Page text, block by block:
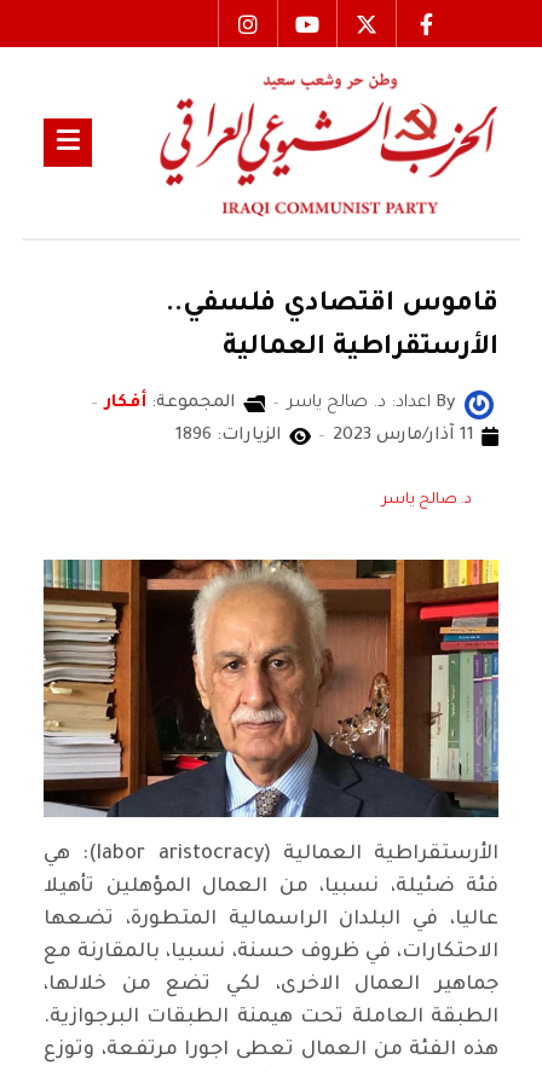
قاموس اقتصادي فلسفي..
الأرستقراطية العمالية
By اعداد: د. صالح ياسر المجموعة: أفكار
11 آذار/مارس 2023
الزيارات: 1896
د. صالح ياسر
الأرستقراطية العمالية (labor aristocracy): هي
فئة ضئيلة، نسبيا، من العمال المؤهلين تأهيلا
عاليا، في البلدان الراسمالية المتطورة، تضعها
الاحتكارات، في ظروف حسنة، نسبيا، بالمقارنة مع
جماهير العمال الاخرى، لكي تضع من خلالها،
الطبقة العاملة تحت هيمنة الطبقات البرجوازية.
هذه الفئة من العمال تعطى اجورا مرتفعة، وتوزع